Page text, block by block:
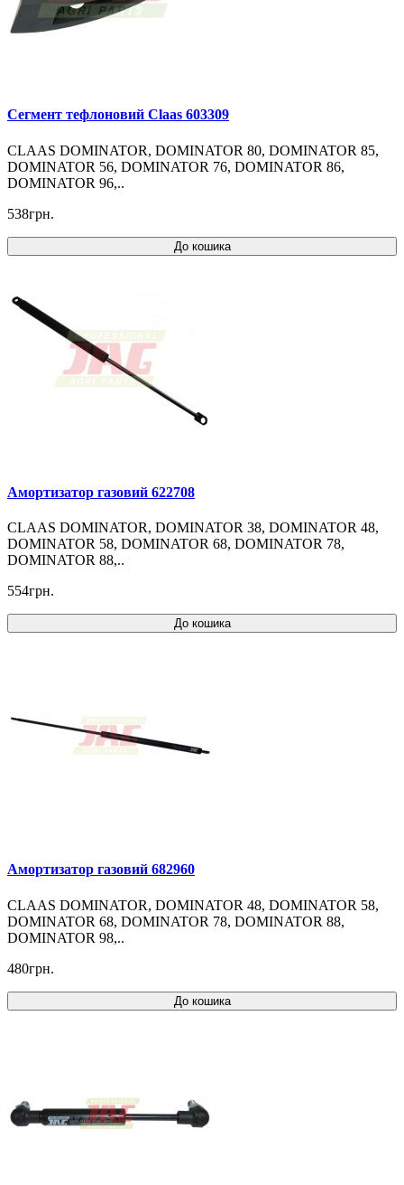
Cегмент тефлоновий Claas 603309
CLAAS DOMINATOR, DOMINATOR 80, DOMINATOR 85,
DOMINATOR 56, DOMINATOR 76, DOMINATOR 86,
DOMINATOR 96,..
538грн.
До кошика
Амортизатор газовий 622708
CLAAS DOMINATOR, DOMINATOR 38, DOMINATOR 48,
DOMINATOR 58, DOMINATOR 68, DOMINATOR 78,
DOMINATOR 88,..
554грн.
До кошика
Амортизатор газовий 682960
CLAAS DOMINATOR, DOMINATOR 48, DOMINATOR 58,
DOMINATOR 68, DOMINATOR 78, DOMINATOR 88,
DOMINATOR 98,..
480грн.
До кошика